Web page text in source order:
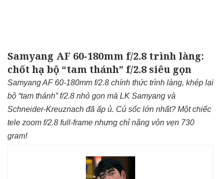
Samyang AF 60-180mm f/2.8 trình làng:
chốt hạ bộ “tam thánh” f/2.8 siêu gọn
Samyang AF 60-180mm f/2.8 chính thức trình làng, khép lại
bộ “tam thánh” f/2.8 nhỏ gọn mà LK Samyang và
Schneider-Kreuznach đã ấp ủ. Cú sốc lớn nhất? Một chiếc
tele zoom f/2.8 full-frame nhưng chỉ nặng vỏn vẹn 730
gram!